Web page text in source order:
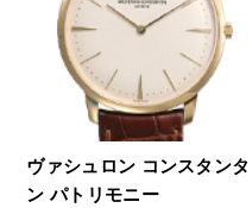
ヴァシュロン コンスタンタ
ン パトリモニー